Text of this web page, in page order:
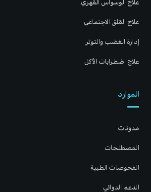
علاج الوسواس القهري
علاج القلق الاجتماعي
إدارة الغضب والتوتر
علاج اضطرابات الأكل
الموارد
مدونات
المصطلحات
الفحوصات الطبية
الدعم الدوائي